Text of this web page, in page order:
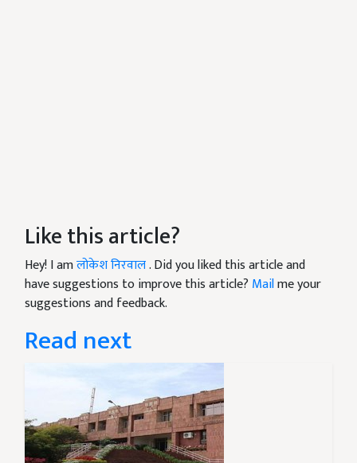
Like this article?
Hey! I amलोकेश निरवाल. Did you liked this article and
have suggestions to improve this article? Mailme your
suggestions and feedback.
Read next